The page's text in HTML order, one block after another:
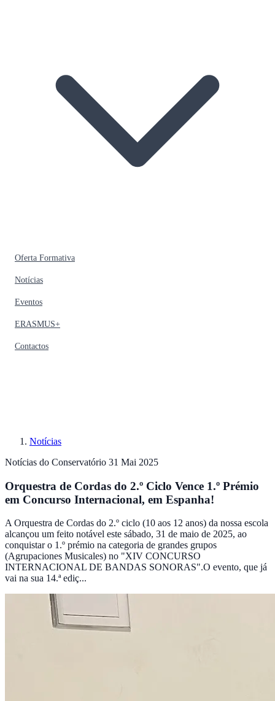
Oferta Formativa
Notícias
Eventos
ERASMUS+
Contactos
Notícias
Notícias do Conservatório 31 Mai 2025
Orquestra de Cordas do 2.º Ciclo Vence 1.º Prémio
em Concurso Internacional, em Espanha!
A Orquestra de Cordas do 2.º ciclo (10 aos 12 anos) da nossa escola
alcançou um feito notável este sábado, 31 de maio de 2025, ao
conquistar o 1.º prémio na categoria de grandes grupos
(Agrupaciones Musicales) no "XIV CONCURSO
INTERNACIONAL DE BANDAS SONORAS".O evento, que já
vai na sua 14.ª ediç...